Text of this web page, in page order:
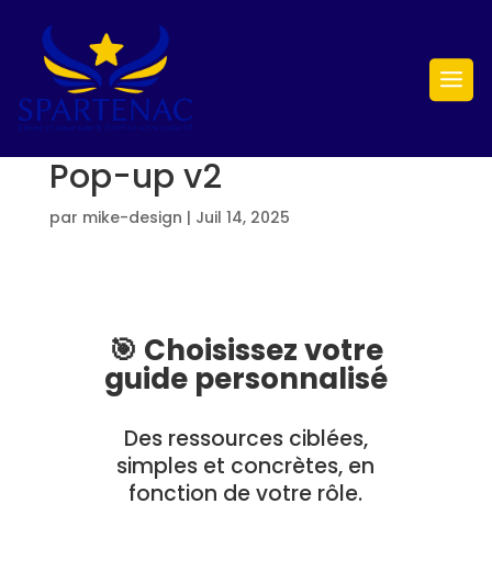
Pop-up v2
par mike-design | Juil 14, 2025
🎯 Choisissez votre
guide personnalisé
Des ressources ciblées,
simples et concrètes, en
fonction de votre rôle.